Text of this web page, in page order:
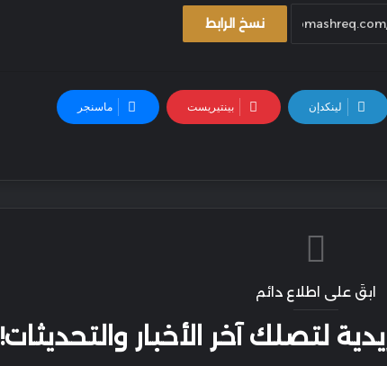
نسخ الرابط
لينكدإن بينتيريست ماسنجر
ابقَ على اطلاع دائم
لتصلك آخر الأخبار والتحديثات!